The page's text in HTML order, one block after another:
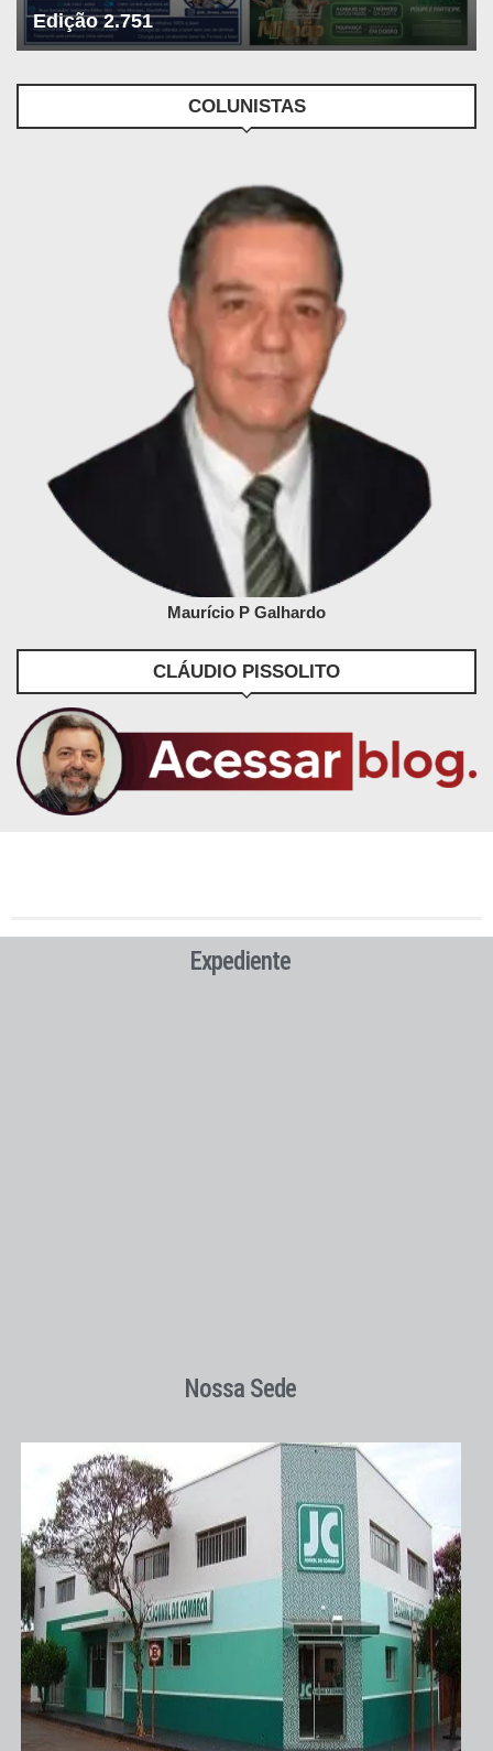
Edição 2.751
COLUNISTAS
Maurício P Galhardo
CLÁUDIO PISSOLITO
Expediente
Nossa Sede